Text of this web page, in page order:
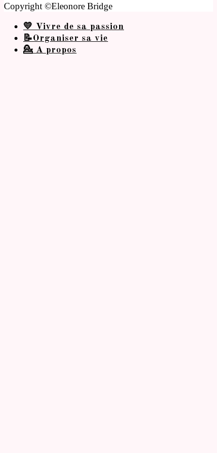
Copyright ©Eleonore Bridge
💛 Vivre de sa passion
📝Organiser sa vie
💁 A propos